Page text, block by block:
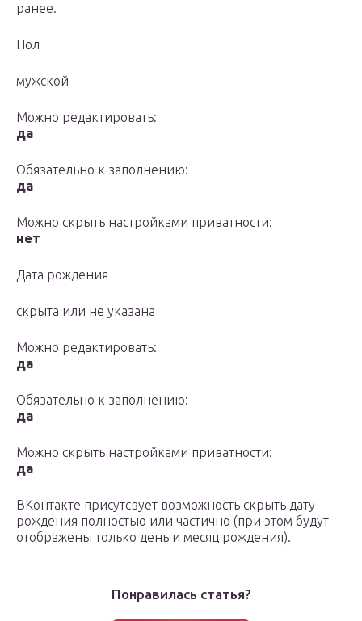
ранее.
Пол
мужской
Можно редактировать:
да
Обязательно к заполнению:
да
Можно скрыть настройками приватности:
нет
Дата рождения
скрыта или не указана
Можно редактировать:
да
Обязательно к заполнению:
да
Можно скрыть настройками приватности:
да
ВКонтакте присутсвует возможность скрыть дату
рождения полностью или частично (при этом будут
отображены только день и месяц рождения).
Понравилась статья?